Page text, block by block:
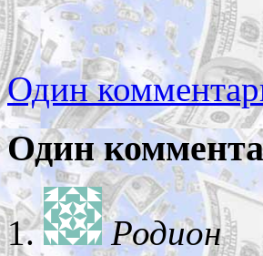
Один
Один
Родион